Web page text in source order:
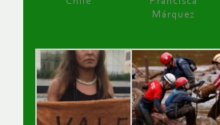
Márquez